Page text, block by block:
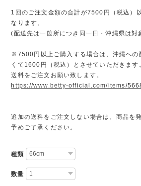
1回のご注文金額の合計が7500円（税込）
なります。
(配送先は一箇所につき同一日・沖縄県は対
※7500円以上ご購入する場合は、沖縄への
くて1600円（税込）とさせていただきます
送料をご注文お願い致します。
https://www.betty-official.com/items/
追加の送料をご注文しない場合は、商品を
予めご了承ください。
種類
数量